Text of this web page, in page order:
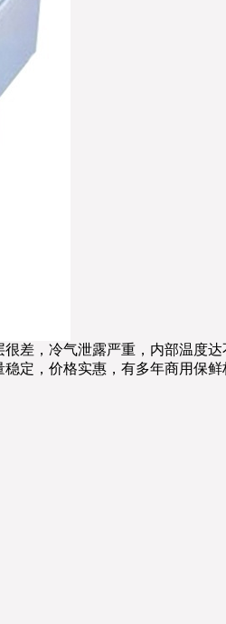
差，冷气泄露严重，内部温度
定，价格实惠，有多年商用保